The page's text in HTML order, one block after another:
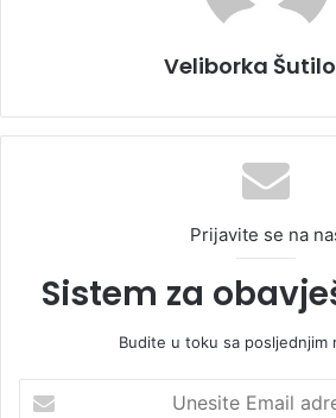
Veliborka
Prijavite se na
Sistem za
Budite u toku sa posljednjim